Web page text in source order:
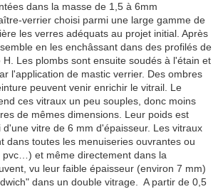
dans la masse de 1,5 à 6mm
verrier choisi parmi une large gamme de
les verres adéquats au projet initial. Après
en les enchâssant dans des profilés de
Les plombs sont ensuite soudés à l'étain et
l'application de mastic verrier. Des ombres
peuvent venir enrichir le vitrail. Le
ces vitraux un peu souples, donc moins
de mêmes dimensions. Leur poids est
vitre de 6 mm d'épaisseur. Les vitraux
dans toutes les menuiseries ouvrantes ou
pvc…) et même directement dans la
vu leur faible épaisseur (environ 7 mm)
dans un double vitrage. A partir de 0,5